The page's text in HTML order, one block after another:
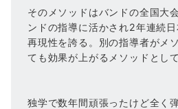
そのメソッドはバンドの全国大
ンドの指導に活かされ2年連続
再現性を誇る。別の指導者がメ
ても効果が上がるメソッドとし
独学で数年間頑張ったけど全く